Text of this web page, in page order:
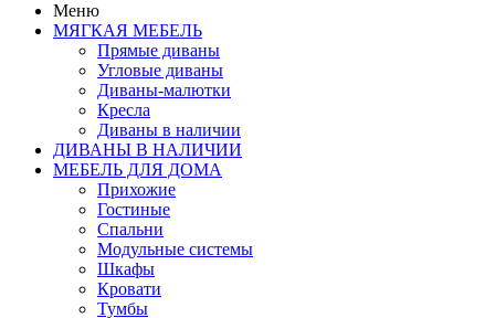
Меню
МЯГКАЯ МЕБЕЛЬ
Прямые диваны
Угловые диваны
Диваны-малютки
Кресла
Диваны в наличии
ДИВАНЫ В НАЛИЧИИ
МЕБЕЛЬ ДЛЯ ДОМА
Прихожие
Гостиные
Спальни
Модульные системы
Шкафы
Кровати
Тумбы